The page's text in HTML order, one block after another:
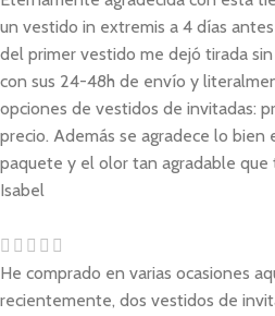
un vestido in extremis a 4 días
del primer vestido me dejó tirada
con sus 24-48h de envío y
opciones de vestidos de invitadas:
precio. Además se agradece lo
paquete y el olor tan agradable que
Isabel
He comprado en varias ocasiones
recientemente, dos vestidos de